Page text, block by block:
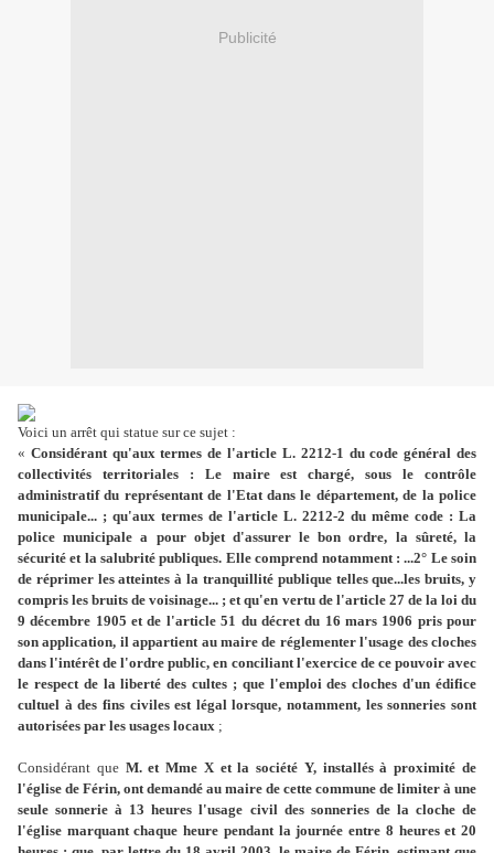
Publicité
Voici un arrêt qui statue sur ce sujet :
« Considérant qu'aux termes de l'article L. 2212-1 du code général des
collectivités territoriales : Le maire est chargé, sous le contrôle
administratif du représentant de l'Etat dans le département, de la police
municipale... ; qu'aux termes de l'article L. 2212-2 du même code : La
police municipale a pour objet d'assurer le bon ordre, la sûreté, la
sécurité et la salubrité publiques. Elle comprend notamment : ...2° Le soin
de réprimer les atteintes à la tranquillité publique telles que...les bruits, y
compris les bruits de voisinage... ; et qu'en vertu de l'article 27 de la loi du
9 décembre 1905 et de l'article 51 du décret du 16 mars 1906 pris pour
son application, il appartient au maire de réglementer l'usage des cloches
dans l'intérêt de l'ordre public, en conciliant l'exercice de ce pouvoir avec
le respect de la liberté des cultes ; que l'emploi des cloches d'un édifice
cultuel à des fins civiles est légal lorsque, notamment, les sonneries sont
autorisées par les usages locaux ;
Considérant que M. et Mme X et la société Y, installés à proximité de
l'église de Férin, ont demandé au maire de cette commune de limiter à une
seule sonnerie à 13 heures l'usage civil des sonneries de la cloche de
l'église marquant chaque heure pendant la journée entre 8 heures et 20